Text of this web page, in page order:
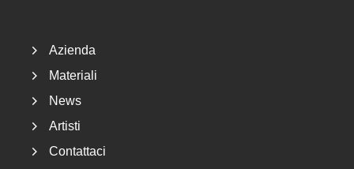
Azienda
Materiali
News
Artisti
Contattaci